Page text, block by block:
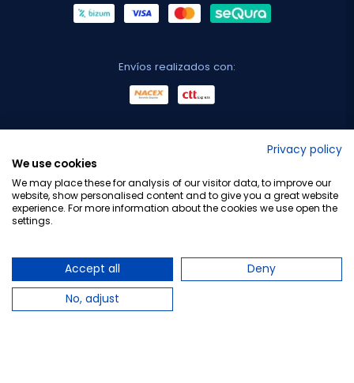
Envíos realizados con:
Privacy policy
We use cookies
We may place these for analysis of our visitor data, to improve our
website, show personalised content and to give you a great website
experience. For more information about the cookies we use open the
settings.
Accept all
Deny
No, adjust